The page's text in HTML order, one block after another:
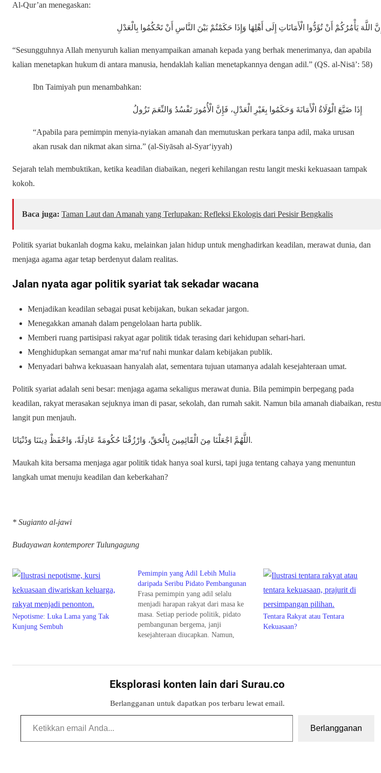
Al-Qur’an menegaskan:
إِنَّ اللَّهَ يَأْمُرُكُمْ أَنْ تُؤَدُّوا الْأَمَانَاتِ إِلَى أَهْلِهَا وَإِذَا حَكَمْتُمْ بَيْنَ النَّاسِ أَنْ تَحْكُمُوا بِالْعَدْلِ
“Sesungguhnya Allah menyuruh kalian menyampaikan amanah kepada yang berhak menerimanya, dan apabila
kalian menetapkan hukum di antara manusia, hendaklah kalian menetapkannya dengan adil.” (QS. al-Nisā’: 58)
Ibn Taimiyah pun menambahkan:
إِذَا ضَيَّعَ الْوُلَاةُ الْأَمَانَةَ وَحَكَمُوا بِغَيْرِ الْعَدْلِ، فَإِنَّ الْأُمُورَ تَفْسُدُ وَالنِّعَمَ تَزُولُ
“Apabila para pemimpin menyia-nyiakan amanah dan memutuskan perkara tanpa adil, maka urusan
akan rusak dan nikmat akan sirna.” (al-Siyāsah al-Syar‘iyyah)
Sejarah telah membuktikan, ketika keadilan diabaikan, negeri kehilangan restu langit meski kekuasaan tampak
kokoh.
Baca juga: Taman Laut dan Amanah yang Terlupakan: Refleksi Ekologis dari Pesisir Bengkalis
Politik syariat bukanlah dogma kaku, melainkan jalan hidup untuk menghadirkan keadilan, merawat dunia, dan
menjaga agama agar tetap berdenyut dalam realitas.
Jalan nyata agar politik syariat tak sekadar wacana
Menjadikan keadilan sebagai pusat kebijakan, bukan sekadar jargon.
Menegakkan amanah dalam pengelolaan harta publik.
Memberi ruang partisipasi rakyat agar politik tidak terasing dari kehidupan sehari-hari.
Menghidupkan semangat amar ma‘ruf nahi munkar dalam kebijakan publik.
Menyadari bahwa kekuasaan hanyalah alat, sementara tujuan utamanya adalah kesejahteraan umat.
Politik syariat adalah seni besar: menjaga agama sekaligus merawat dunia. Bila pemimpin berpegang pada
keadilan, rakyat merasakan sejuknya iman di pasar, sekolah, dan rumah sakit. Namun bila amanah diabaikan, restu
langit pun menjauh.
اللَّهُمَّ اجْعَلْنَا مِنَ الْقَائِمِينَ بِالْحَقِّ، وَارْزُقْنَا حُكُومَةً عَادِلَةً، وَاحْفَظْ دِينَنَا وَدُنْيَانَا.
Maukah kita bersama menjaga agar politik tidak hanya soal kursi, tapi juga tentang cahaya yang menuntun
langkah umat menuju keadilan dan keberkahan?
* Sugianto al-jawi
Budayawan kontemporer Tulungagung
Nepotisme: Luka Lama yang Tak
Kunjung Sembuh
Pemimpin yang Adil Lebih Mulia
daripada Seribu Pidato Pembangunan
Frasa pemimpin yang adil selalu
menjadi harapan rakyat dari masa ke
masa. Setiap periode politik, pidato
pembangunan bergema, janji
kesejahteraan diucapkan. Namun,
itu?” Di pasar tradisional dekat
pernah berkata sambil menimbang
Tentara Rakyat atau Tentara
Kekuasaan?
Eksplorasi konten lain dari Surau.co
Berlangganan untuk dapatkan pos terbaru lewat email.
Ketikkan email Anda...
Berlangganan